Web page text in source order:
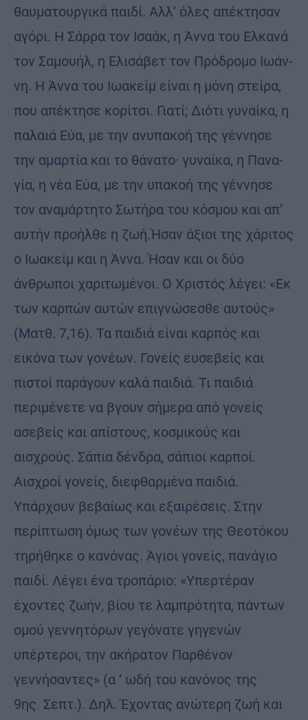
θαυματουργικά παιδί. Αλλ’ όλες απέκτησαν
αγόρι. Η Σάρρα τον Ισαάκ, η Άννα του Ελκανά
τον Σαμουήλ, η Ελισάβετ τον Πρόδρομο Ιωάν­
νη. Η Άννα του Ιωακείμ είναι η μόνη στείρα,
που απέκτησε κορίτσι. Γιατί; Διότι γυναίκα, η
παλαιά Εύα, με την ανυ­πακοή της γέννησε
την αμαρτία και το θάνατο· γυναίκα, η Πανα­
γία, η νέα Εύα, με την υπακοή της γέννησε
τον αναμάρτητο Σωτήρα του κόσμου και απ’
αυτήν προήλθε η ζωή.Ήσαν άξιοι της χάριτος
ο Ιωακείμ και η Άννα. Ήσαν και οι δύο
άνθρωποι χαριτωμένοι. Ο Χριστός λέγει: «Εκ
των καρπών αυτών επιγνώσεσθε αυτούς»
(Ματθ. 7,16). Τα παιδιά είναι καρπός και
εικόνα των γονέων. Γονείς ευσεβείς και
πιστοί παράγουν καλά παιδιά. Τι παιδιά
περιμένετε να βγουν σήμερα από γονείς
ασεβείς και απίστους, κοσμικούς και
αισχρούς. Σάπια δένδρα, σά­πιοι καρποί.
Αισχροί γονείς, διεφθαρμένα παιδιά.
Υπάρχουν βε­βαίως και εξαιρέσεις. Στην
περίπτωση όμως των γονέων της Θεο­τόκου
τηρήθηκε ο κανόνας. Άγιοι γονείς, πανάγιο
παιδί. Λέγει ένα τροπάριο: «Υπερτέραν
έχοντες ζωήν, βίου τε λαμπρότητα, πάντων
ομού γεννητόρων γεγόνατε γηγενών
υπέρτεροι, την ακήρατον Παρθένον
γεννήσαντες» (α ‘ ωδή του κανόνος της
9ης Σεπτ.). Δηλ. Έχοντας ανώτερη ζωή και